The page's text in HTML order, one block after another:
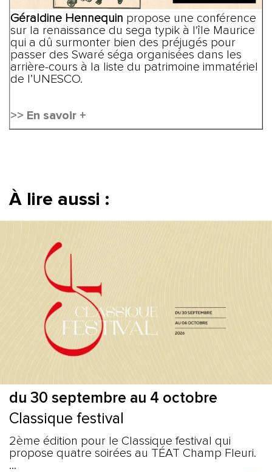
Géraldine Hennequin propose une conférence
sur la renaissance du sega typik à l'île Maurice
qui a dû surmonter bien des préjugés pour
passer des Swaré séga organisées dans les
arrière-cours à la liste du patrimoine immatériel
de l’UNESCO.
>> En savoir +
À lire aussi :
du 30 septembre au 4 octobre
Classique festival
2ème édition pour le Classique festival qui
propose quatre soirées au TÉAT Champ Fleuri.
...